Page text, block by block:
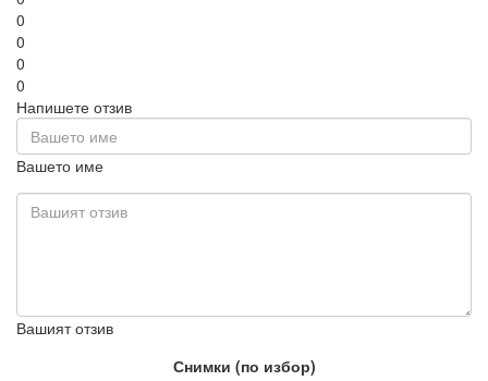
0
0
0
0
Напишете отзив
Вашето име
Вашият отзив
Снимки (по избор)